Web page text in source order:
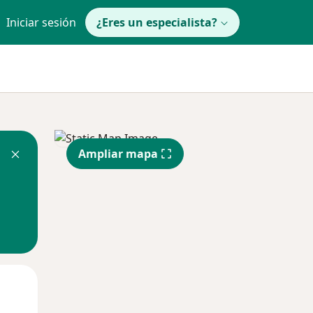
Iniciar sesión ¿Eres un especialista?
Ampliar mapa